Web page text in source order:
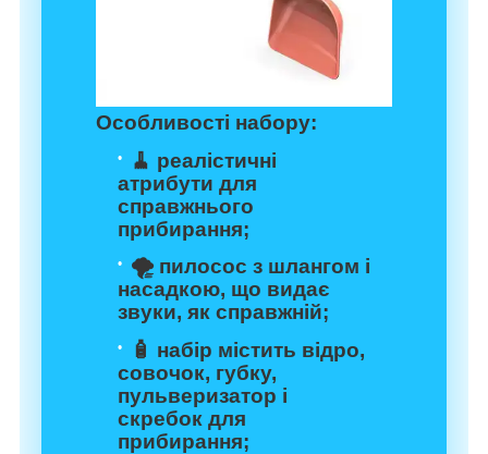
Особливості набору:
🧹 реалістичні
атрибути для
справжнього
прибирання;
🌪 пилосос з шлангом і
насадкою, що видає
звуки, як справжній;
🧴 набір містить відро,
совочок, губку,
пульверизатор і
скребок для
прибирання;